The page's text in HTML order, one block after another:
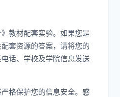
教材配套实验。如果您是
套资源的答案，请将您的
话、学校及学院信息发送
格保护您的信息安全。感